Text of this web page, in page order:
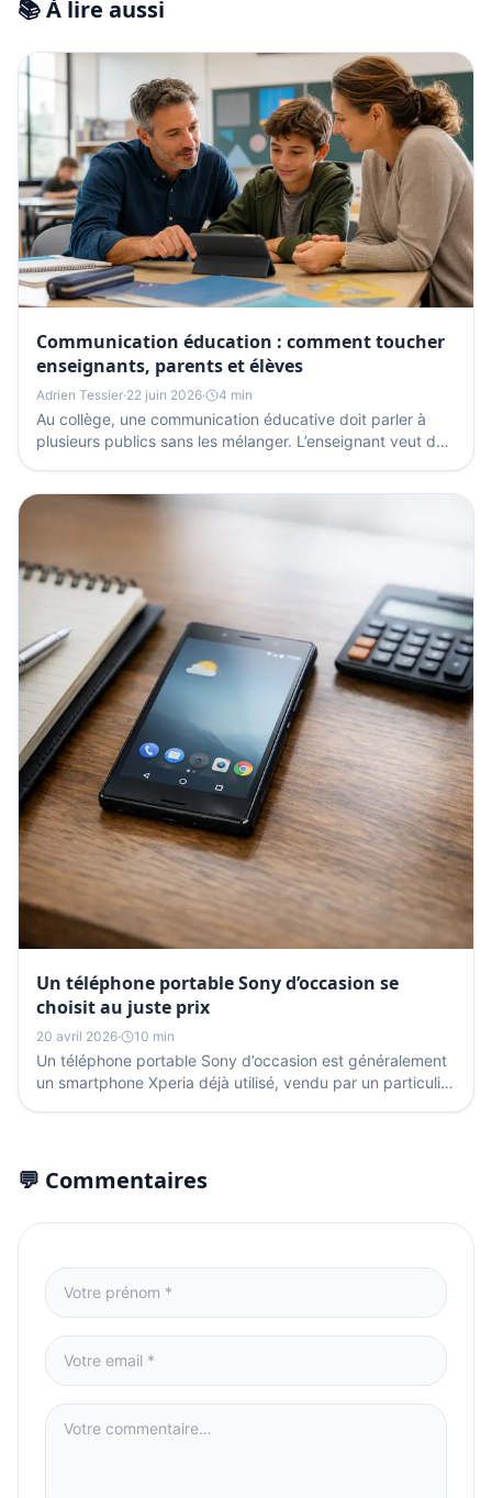
📚 À lire aussi
Communication éducation : comment toucher
enseignants, parents et élèves
Adrien Tessier·22 juin 2026· 4 min
Au collège, une communication éducative doit parler à
plusieurs publics sans les mélanger. L’enseignant veut du
Un téléphone portable Sony d’occasion se
choisit au juste prix
20 avril 2026· 10 min
Un téléphone portable Sony d’occasion est généralement
un smartphone Xperia déjà utilisé, vendu par un particulier
💬 Commentaires